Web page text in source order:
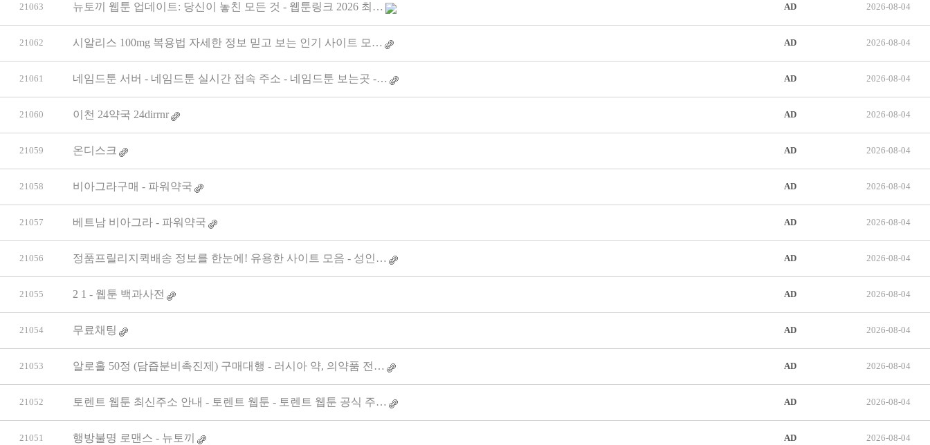
21063 뉴토끼 웹툰 업데이트: 당신이 놓친 모든 것 - 웹툰링크 2026 최… AD 2026-08-04
21062 시­알리스 100mg 복용법 자세한 정보 믿고 보는 인기 사이트 모… AD 2026-08-04
21061 네임드툰 서버 - 네임드툰 실시간 접속 주소 - 네임드툰 보는곳 -… AD 2026-08-04
21060 이천 24약국 24dirrnr AD 2026-08-04
21059 온디스크 AD 2026-08-04
21058 비아그라구매 - 파워약국 AD 2026-08-04
21057 베트남 비아그라 - 파워약국 AD 2026-08-04
21056 정품프릴리지퀵배송 정보를 한눈에! 유용한 사이트 모음 - 성인… AD 2026-08-04
21055 2 1 - 웹툰 백과사전 AD 2026-08-04
21054 무료채팅 AD 2026-08-04
21053 알로홀 50정 (담즙분비촉진제) 구매대행 - 러시아 약, 의약품 전… AD 2026-08-04
21052 토렌트 웹툰 최신주소 안내 - 토렌트 웹툰 - 토렌트 웹툰 공식 주… AD 2026-08-04
21051 행방불명 로맨스 - 뉴토끼 AD 2026-08-04